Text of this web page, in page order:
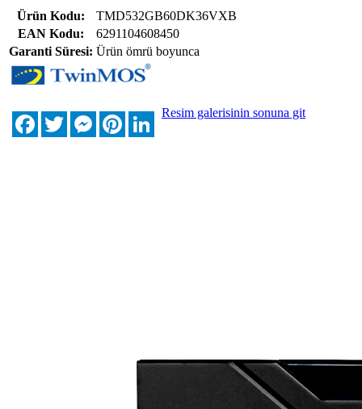
Ürün Kodu:
TMD532GB60DK36VXB
EAN Kodu:
6291104608450
Garanti Süresi: Ürün ömrü boyunca
FacebookTwitterMessengerPinterestLinkedIn
Resim galerisinin sonuna git